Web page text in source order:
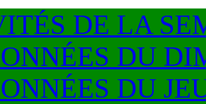
DE LA
DU
DU